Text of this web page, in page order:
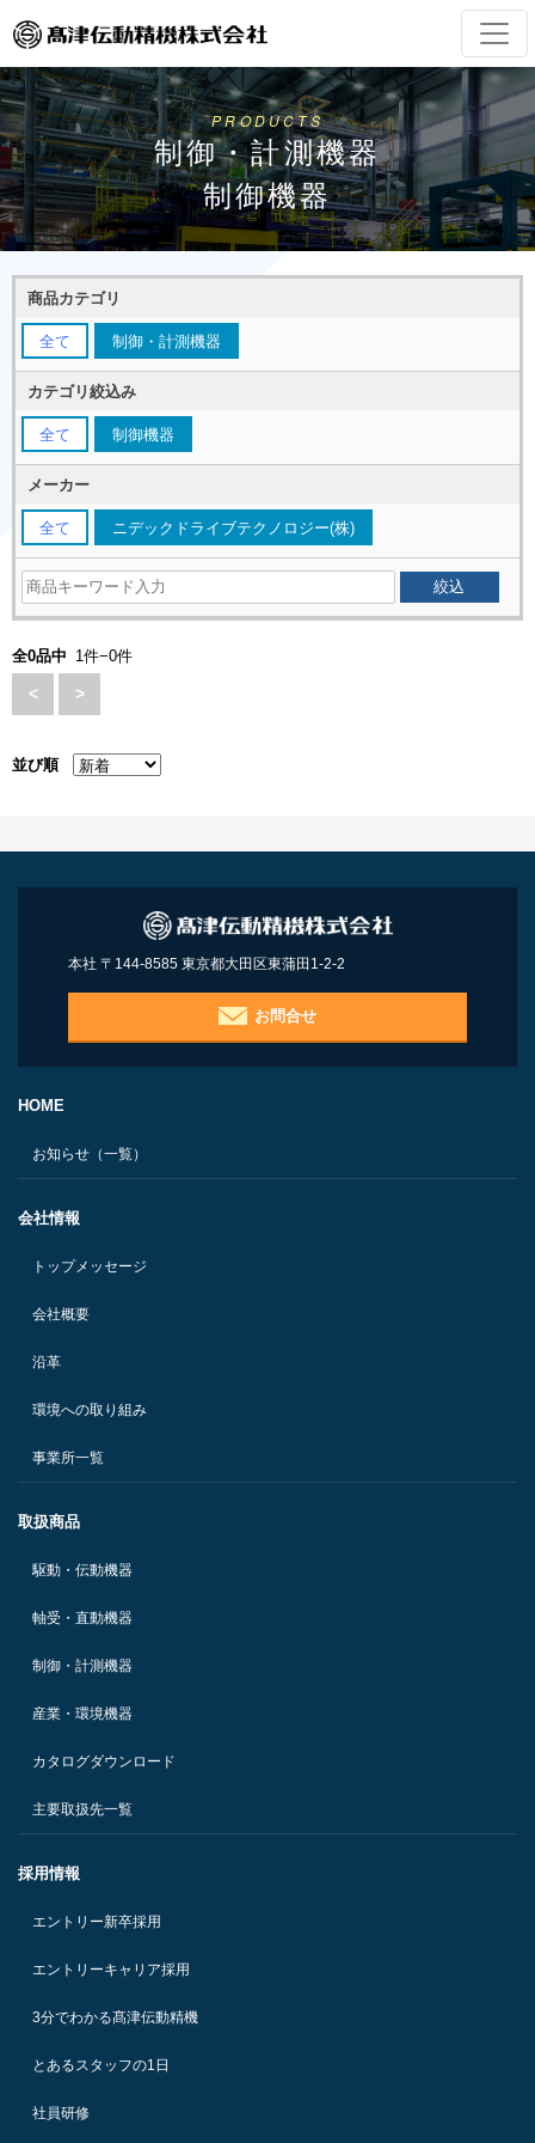
PRODUCTS
制御・計測機器
制御機器
商品カテゴリ
全て 制御・計測機器
カテゴリ絞込み
全て 制御機器
メーカー
全て ニデックドライブテクノロジー(株)
全0品中 1件−0件
< >
並び順
本社 〒144-8585 東京都大田区東蒲田1-2-2
お問合せ
HOME
お知らせ（一覧）
会社情報
トップメッセージ
会社概要
沿革
環境への取り組み
事業所一覧
取扱商品
駆動・伝動機器
軸受・直動機器
制御・計測機器
産業・環境機器
カタログダウンロード
主要取扱先一覧
採用情報
エントリー新卒採用
エントリーキャリア採用
3分でわかる髙津伝動精機
とあるスタッフの1日
社員研修